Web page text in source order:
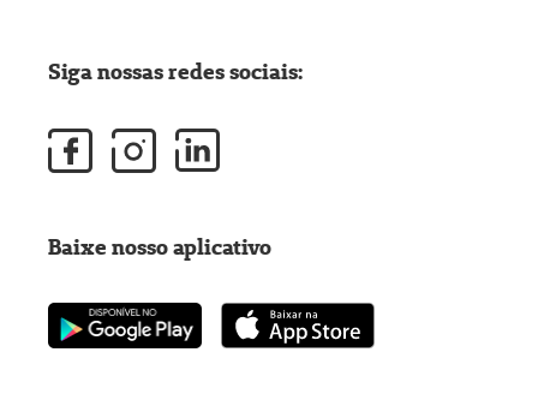
Siga nossas redes sociais:
Baixe nosso aplicativo